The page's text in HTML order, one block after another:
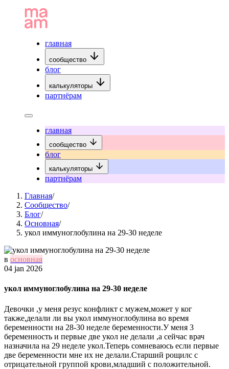
главная
сообщество
блог
калькуляторы
партнёрам
главная
сообщество
блог
калькуляторы
партнёрам
Главная/
Сообщество/
Блог/
Основная/
укол иммуноглобулина на 29-30 неделе
в основная
04 jan 2026
укол иммуноглобулина на 29-30 неделе
Девочки ,у меня резус конфликт с мужем,может у ког
также,делали ли вы укол иммуноглобулина во время
беременности на 28-30 неделе беременности.У меня 3
беременность и первые две укол не делали ,а сейчас врач
назначила на 29 неделе укол.Теперь сомневаюсь если первые
две беременности мне их не делали.Старший рощилс с
отрицательной группой крови,младший с положительной.